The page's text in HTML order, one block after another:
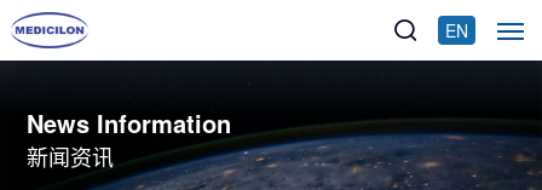
EN
News Information
新闻资讯